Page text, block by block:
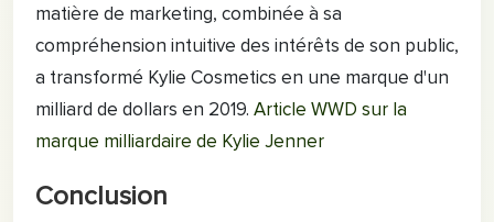
matière de marketing, combinée à sa
compréhension intuitive des intérêts de son public,
a transformé Kylie Cosmetics en une marque d'un
milliard de dollars en 2019. Article WWD sur la
marque milliardaire de Kylie Jenner
Conclusion